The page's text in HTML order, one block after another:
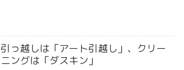
引っ越しは「アート引越し」、クリー
ニングは「ダスキン」